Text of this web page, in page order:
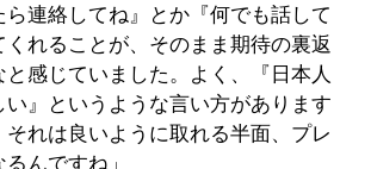
ら連絡してね』とか『何でも話して
くれることが、そのまま期待の裏返
と感じていました。よく、『日本人
い』というような言い方があります
れは良いように取れる半面、プレ
んですね」